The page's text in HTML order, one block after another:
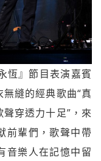
恆』節目表演嘉賓
縫的經典歌曲“真
穿透力十足”，來
前輩們，歌聲中帶
音樂人在記憶中留